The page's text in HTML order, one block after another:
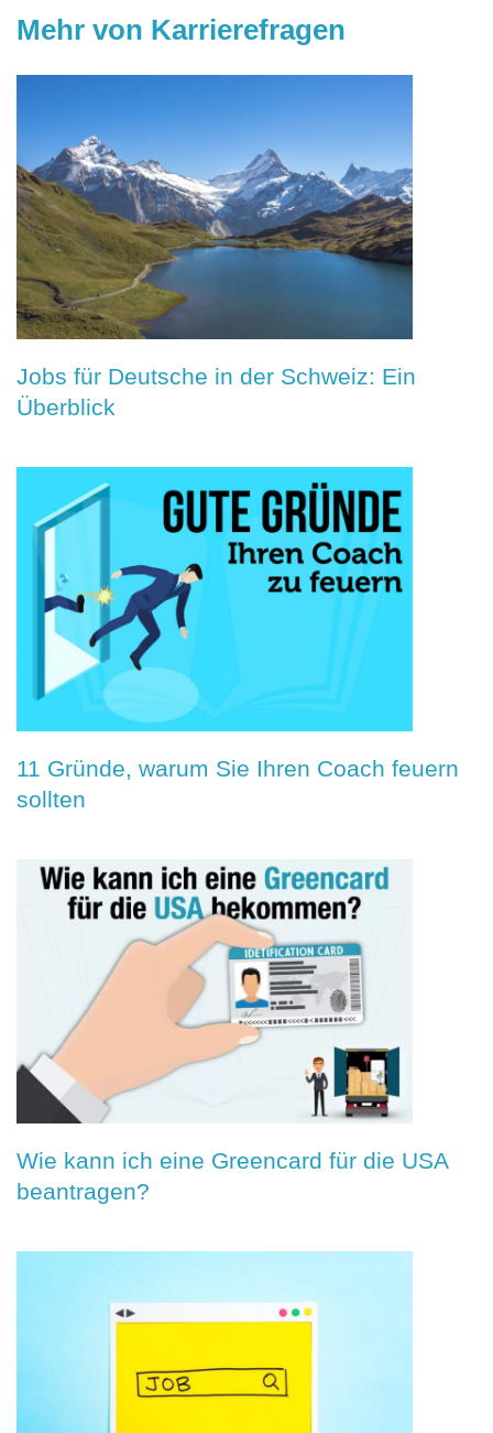
Mehr von Karrierefragen
Jobs für Deutsche in der Schweiz: Ein
Überblick
11 Gründe, warum Sie Ihren Coach feuern
sollten
Wie kann ich eine Greencard für die USA
beantragen?